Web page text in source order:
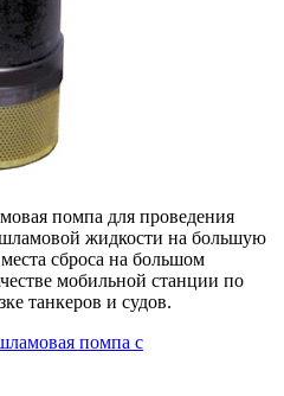
помпа для проведения
жидкости на большую
сброса на большом
мобильной станции по
танкеров и судов.
помпа c